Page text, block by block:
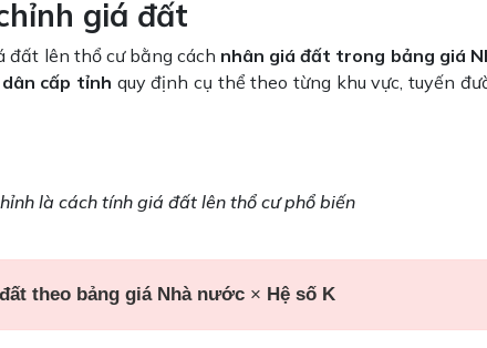
giá đất
đất lên thổ cư bằng cách nhân giá đất trong bảng giá
cấp tỉnh quy định cụ thể theo từng khu vực, tuyến
là cách tính giá đất lên thổ cư phổ biến
theo bảng giá Nhà nước× Hệ số K